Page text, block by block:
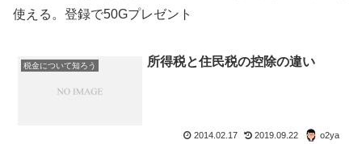
使える。登録で50Gプレゼント
税金について知ろう 所得税と住民税の控除の違い
2014.02.17 2019.09.22 o2ya